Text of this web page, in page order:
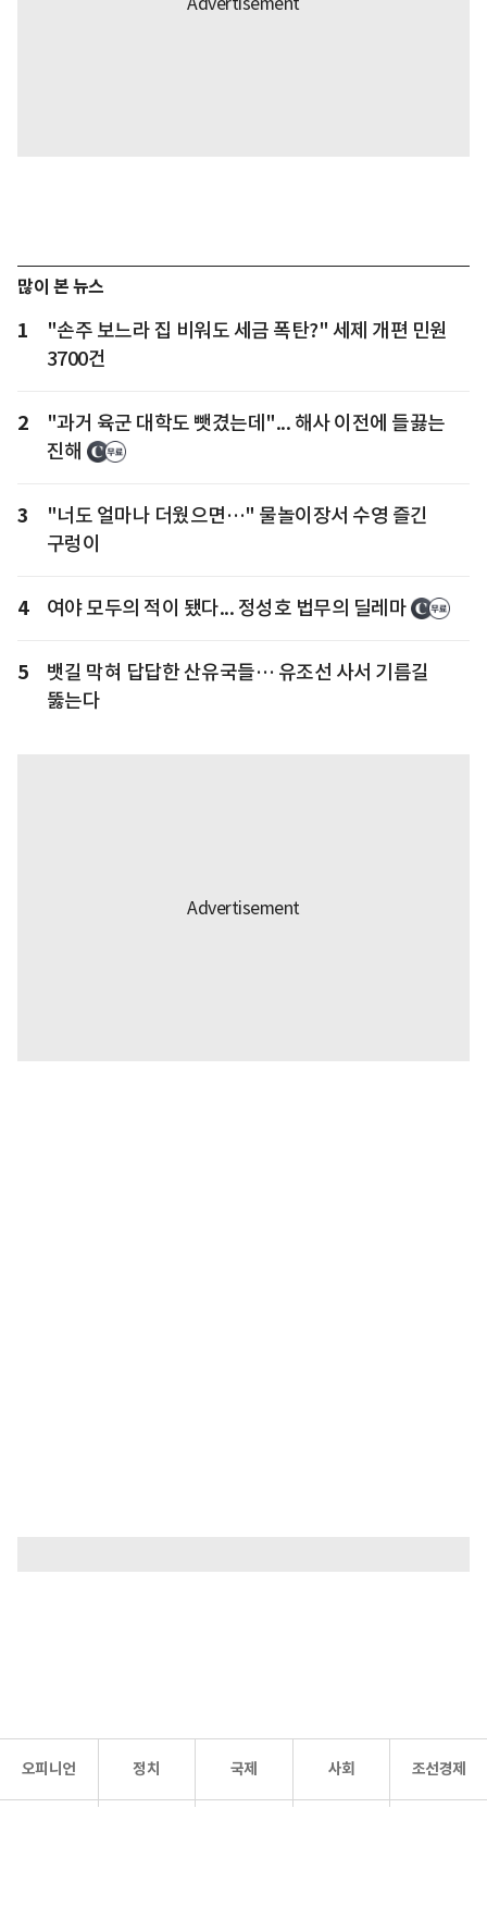
많이 본 뉴스
1
"손주 보느라 집 비워도 세금 폭탄?" 세제 개편 민원
3700건
2
"과거 육군 대학도 뺏겼는데"... 해사 이전에 들끓는
진해
3
"너도 얼마나 더웠으면…" 물놀이장서 수영 즐긴
구렁이
4 여야 모두의 적이 됐다... 정성호 법무의 딜레마
5
뱃길 막혀 답답한 산유국들… 유조선 사서 기름길
뚫는다
오피니언 정치 국제 사회 조선경제